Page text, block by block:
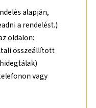
alapján,
a rendelést.)
oldalon:
összeállított
vagy